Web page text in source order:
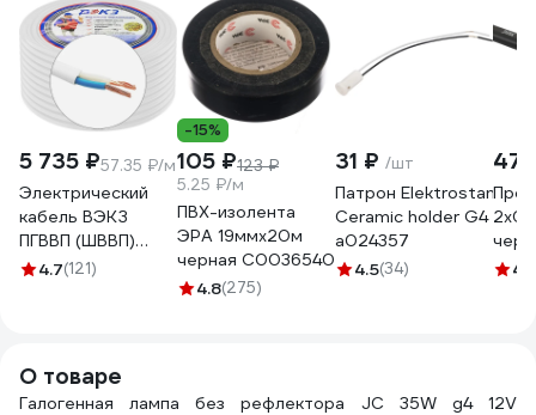
5 735 ₽57.35 ₽/м
Электрический
кабель ВЭКЗ
ПГВВП (ШВВП)
2x1,5 мм2 ГОСТ
4.7(121)
-15%
105 ₽123 ₽
5.25 ₽/м
ПВХ-изолента
ЭРА 19ммх20м
черная C0036540
4.8(275)
31 ₽ /шт
Патрон Elektrostandard
Ceramic holder G4
a024357
4.5(34)
4.6
О товаре
Галогенная лампа без рефлектора JC 35W g4 12V